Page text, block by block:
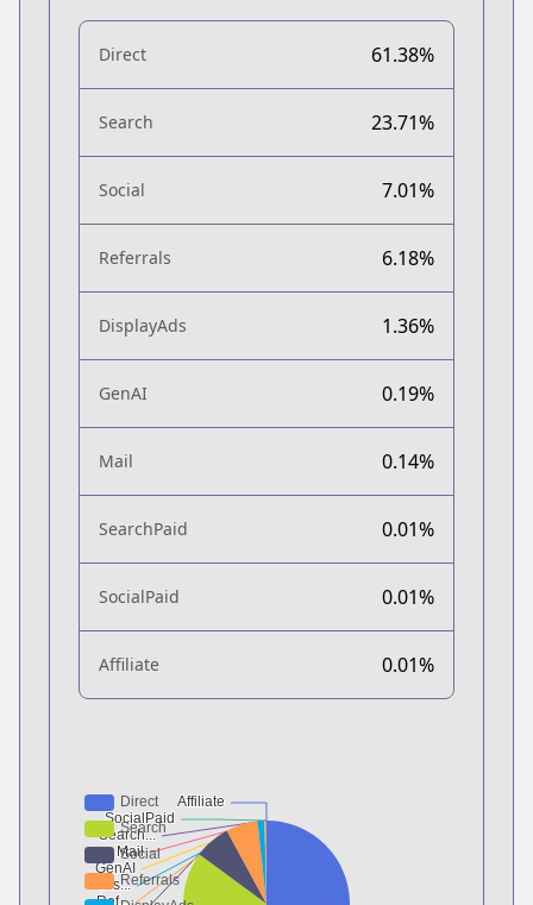
Direct 61.38%
Search 23.71%
Social 7.01%
Referrals 6.18%
DisplayAds 1.36%
GenAI 0.19%
Mail 0.14%
SearchPaid 0.01%
SocialPaid 0.01%
Affiliate 0.01%